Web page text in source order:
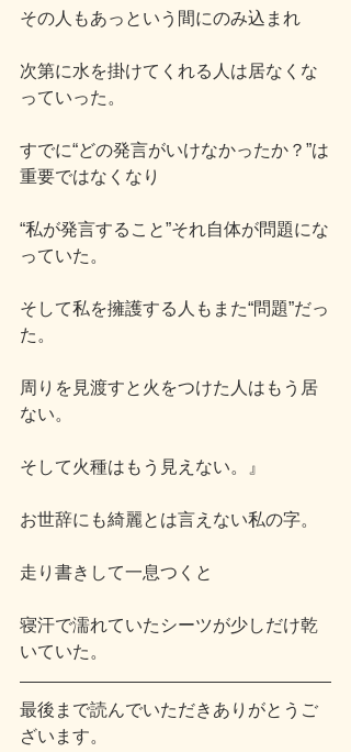
その人もあっという間にのみ込まれ
次第に水を掛けてくれる人は居なくな
っていった。
すでに“どの発言がいけなかったか？”は
重要ではなくなり
“私が発言すること”それ自体が問題にな
っていた。
そして私を擁護する人もまた“問題”だっ
た。
周りを見渡すと火をつけた人はもう居
ない。
そして火種はもう見えない。』
お世辞にも綺麗とは言えない私の字。
走り書きして一息つくと
寝汗で濡れていたシーツが少しだけ乾
いていた。
最後まで読んでいただきありがとうご
ざいます。